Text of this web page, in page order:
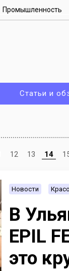
Промышленность
Статьи и
12 13 14
Новости
В
EPIL
это